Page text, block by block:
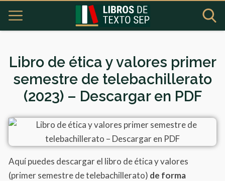
Libro de ética y valores primer
semestre de telebachillerato
(2023) – Descargar en PDF
Aquí puedes descargar el libro de ética y valores
(primer semestre de telebachillerato) de forma